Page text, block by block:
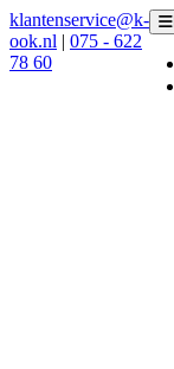
klantenservice@k-
ook.nl | 075 - 622
78 60